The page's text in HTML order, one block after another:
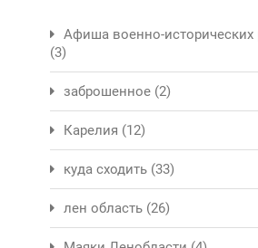
Афиша военно-исторических
(3)
заброшенное (2)
Карелия (12)
куда сходить (33)
лен область (26)